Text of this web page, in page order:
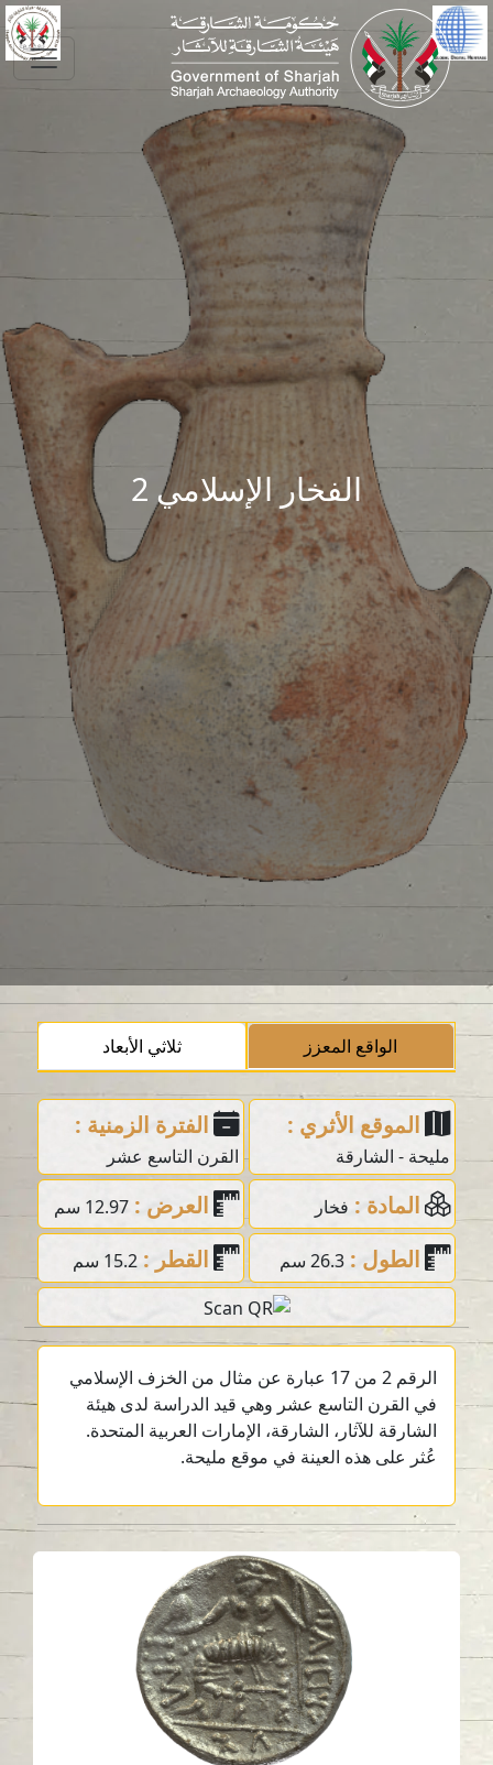
Skip to main
الفخار الإسلامي 2
الواقع المعزز ثلاثي الأبعاد
الموقع الأثري :
مليحة - الشارقة
الفترة الزمنية :
القرن التاسع عشر
المادة : فخار العرض : 12.97 سم
الطول : 26.3 سم القطر : 15.2 سم
الرقم 2 من 17 عبارة عن مثال من الخزف الإسلامي
في القرن التاسع عشر وهي قيد الدراسة لدى هيئة
الشارقة للآثار، الشارقة، الإمارات العربية المتحدة.
عُثر على هذه العينة في موقع مليحة.